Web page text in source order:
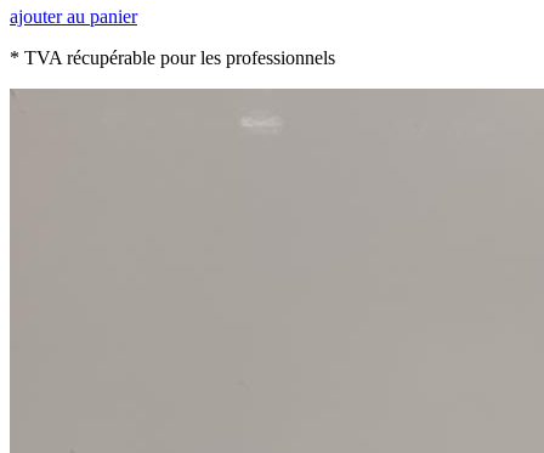
ajouter au panier
* TVA récupérable pour les professionnels